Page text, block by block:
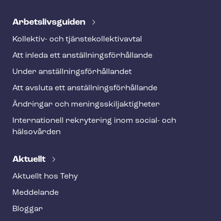
Ar­bets­livs­gui­den
Kollektiv- och tjäns­te­kol­lek­tivav­tal
Att inleda ett an­ställ­nings­för­hål­lan­de
Under an­ställ­nings­för­hål­lan­det
Att avsluta ett an­ställ­nings­för­hål­lan­de
Ändringar och me­nings­skilj­ak­tig­he­ter
Internationell rekrytering inom social- och
hälsovården
Aktuellt
Aktuellt hos Tehy
Meddelande
Bloggar